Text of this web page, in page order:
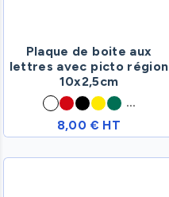
Plaque de boite aux
lettres avec picto région
10x2,5cm
...
8,00 € HT